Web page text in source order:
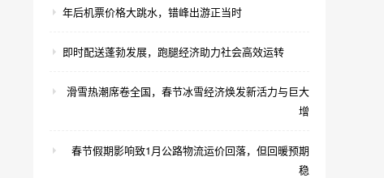
年后机票价格大跳水，错峰出游正当时
即时配送蓬勃发展，跑腿经济助力社会高效运转
滑雪热潮席卷全国，春节冰雪经济焕发新活力与巨大
增
春节假期影响致1月公路物流运价回落，但回暖预期
稳